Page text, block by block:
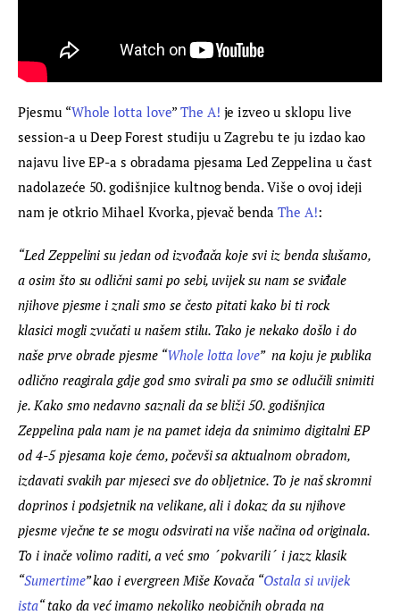
Pjesmu “Whole lotta love” The A! je izveo u sklopu live
session-a u Deep Forest studiju u Zagrebu te ju izdao kao
najavu live EP-a s obradama pjesama Led Zeppelina u čast
nadolazeće 50. godišnjice kultnog benda. Više o ovoj ideji
nam je otkrio Mihael Kvorka, pjevač benda The A!:
“Led Zeppelini su jedan od izvođača koje svi iz benda slušamo,
a osim što su odlični sami po sebi, uvijek su nam se sviđale
njihove pjesme i znali smo se često pitati kako bi ti rock
klasici mogli zvučati u našem stilu. Tako je nekako došlo i do
naše prve obrade pjesme “Whole lotta love”  na koju je publika
odlično reagirala gdje god smo svirali pa smo se odlučili snimiti
je. Kako smo nedavno saznali da se bliži 50. godišnjica
Zeppelina pala nam je na pamet ideja da snimimo digitalni EP
od 4-5 pjesama koje ćemo, počevši sa aktualnom obradom,
izdavati svakih par mjeseci sve do obljetnice. To je naš skromni
doprinos i podsjetnik na velikane, ali i dokaz da su njihove
pjesme vječne te se mogu odsvirati na više načina od originala.
To i inače volimo raditi, a već smo ´pokvarili´ i jazz klasik
“Sumertime” kao i evergreen Miše Kovača “Ostala si uvijek
ista“ tako da već imamo nekoliko neobičnih obrada na